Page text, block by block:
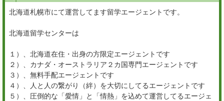
北海道札幌市にて運営してます留学エージェントです。
北海道留学センターは
１）、北海道在住・出身の方限定エージェントです
２）、カナダ・オーストラリア２カ国専門エージェントです
３）、無料手配エージェントです
４）、人と人の繋がり（絆）を大切にしてるエージェントです
５）、圧倒的な「愛情」と「情熱」を込めて運営してるエージェ